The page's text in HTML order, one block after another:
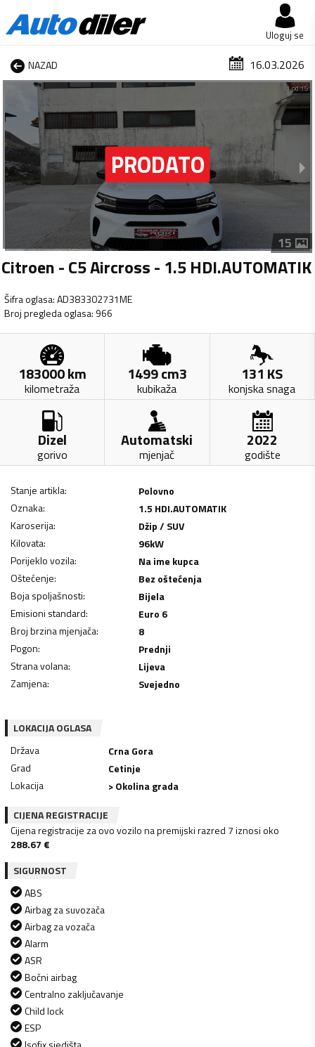
Uloguj se
NAZAD 16.03.2026
1 od 15
15
Citroen - C5 Aircross - 1.5 HDI.AUTOMATIK
Šifra oglasa:AD383302731ME
Broj pregleda oglasa: 966
183000km
kilometraža
1499cm3
kubikaža
131 KS
konjska snaga
Dizel
gorivo
Automatski
mjenjač
2022
godište
Stanje artikla:
Polovno
Oznaka:
1.5 HDI.AUTOMATIK
Karoserija:
Džip / SUV
Kilovata: 96kW
Porijeklo vozila:
Na ime kupca
Oštećenje:
Bez oštećenja
Boja spoljašnosti:
Bijela
Emisioni standard:
Euro 6
Broj brzina mjenjača:
8
Pogon:
Prednji
Strana volana:
Lijeva
Zamjena: Svejedno
LOKACIJA OGLASA
Država
Crna Gora
Grad
Cetinje
Lokacija
> Okolina grada
CIJENA REGISTRACIJE
Cijena registracije za ovo vozilo na premijski razred 7 iznosi oko
288.67 €
SIGURNOST
ABS
Airbag za suvozača
Airbag za vozača
Alarm
ASR
Bočni airbag
Centralno zaključavanje
Child lock
ESP